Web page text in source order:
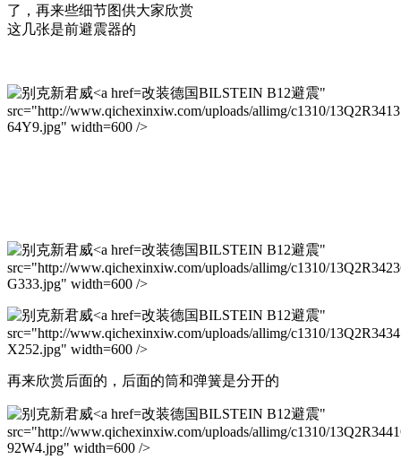
了，再来些细节图供大家欣赏
这几张是前避震器的
改装德国BILSTEIN B12避震"
src="http://www.qichexinxiw.com/uploads/allimg/c1310/
64Y9.jpg" width=600 />
改装德国BILSTEIN B12避震"
src="http://www.qichexinxiw.com/uploads/allimg/c1310/
G333.jpg" width=600 />
改装德国BILSTEIN B12避震"
src="http://www.qichexinxiw.com/uploads/allimg/c1310/
X252.jpg" width=600 />
再来欣赏后面的，后面的筒和弹簧是分开的
改装德国BILSTEIN B12避震"
src="http://www.qichexinxiw.com/uploads/allimg/c1310/
92W4.jpg" width=600 />